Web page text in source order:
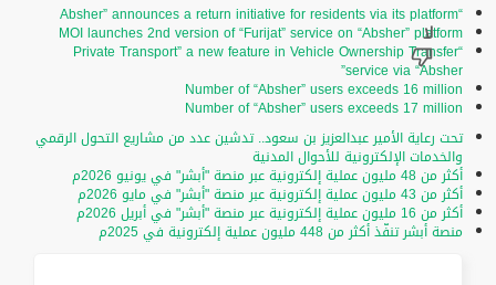
“Absher” announces a return initiative for residents via its platform
MOI launches 2nd version of “Furijat” service on “Absher” platform
“Private Transport” a new feature in Vehicle Ownership Transfer
service via “Absher”
Number of “Absher” users exceeds 16 million
Number of “Absher” users exceeds 17 million
تحت رعاية الأمير عبدالعزيز بن سعود.. تدشين عدد من مشاريع التحول الرقمي
والخدمات الإلكترونية للأحوال المدنية
أكثر من 48 مليون عملية إلكترونية عبر منصة "أبشر" في يونيو 2026م
أكثر من 43 مليون عملية إلكترونية عبر منصة "أبشر" في مايو 2026م
أكثر من 16 مليون عملية إلكترونية عبر منصة "أبشر" في أبريل 2026م
منصة أبشر تنفّذ أكثر من 448 مليون عملية إلكترونية في 2025م